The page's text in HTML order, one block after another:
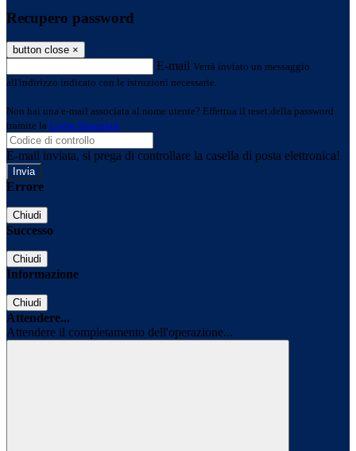
Recupero password
button close ×
E-mail Verrà inviato un messaggio
all'indirizzo indicato con le istruzioni necessarie.
Non hai una e-mail associata al nome utente? Effettua il reset della password
tramite la Login Spaggiari
E-mail inviata, si prega di controllare la casella di posta elettronica!
Errore
Chiudi
Successo
Chiudi
Informazione
Chiudi
Attendere...
Attendere il completamento dell'operazione...